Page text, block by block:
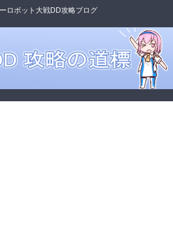
ロボット大戦DD攻略ブログ